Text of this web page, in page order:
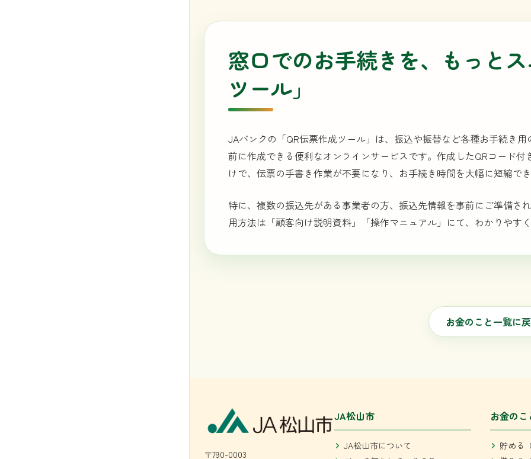
窓口でのお手続きを、もっと
ツール」
JAバンクの「QR伝票作成ツール」は、振込や振替など各種お手続き
前に作成できる便利なオンラインサービスです。作成したQRコード
けで、伝票の手書き作業が不要になり、お手続き時間を大幅に短縮で
特に、複数の振込先がある事業者の方、振込先情報を事前にご準備さ
用方法は「顧客向け説明資料」「操作マニュアル」にて、わかりやす
お金のこと一覧に
〒790-0003
JA松山市
JA松山市について
お金のこ
貯める